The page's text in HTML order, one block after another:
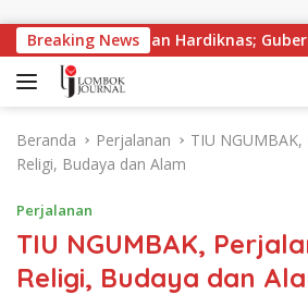
Breaking News
Peringatan Hardiknas; Gubernur
Beranda Perjalanan
TIU
Religi, Budaya dan Alam
Perjalanan
TIU NGUMBAK,
Religi, Budaya dan